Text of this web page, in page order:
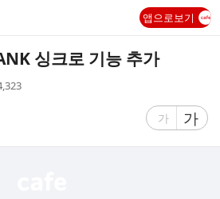
앱으로보기
싱크로 기능 추가
글
가
글
자
가